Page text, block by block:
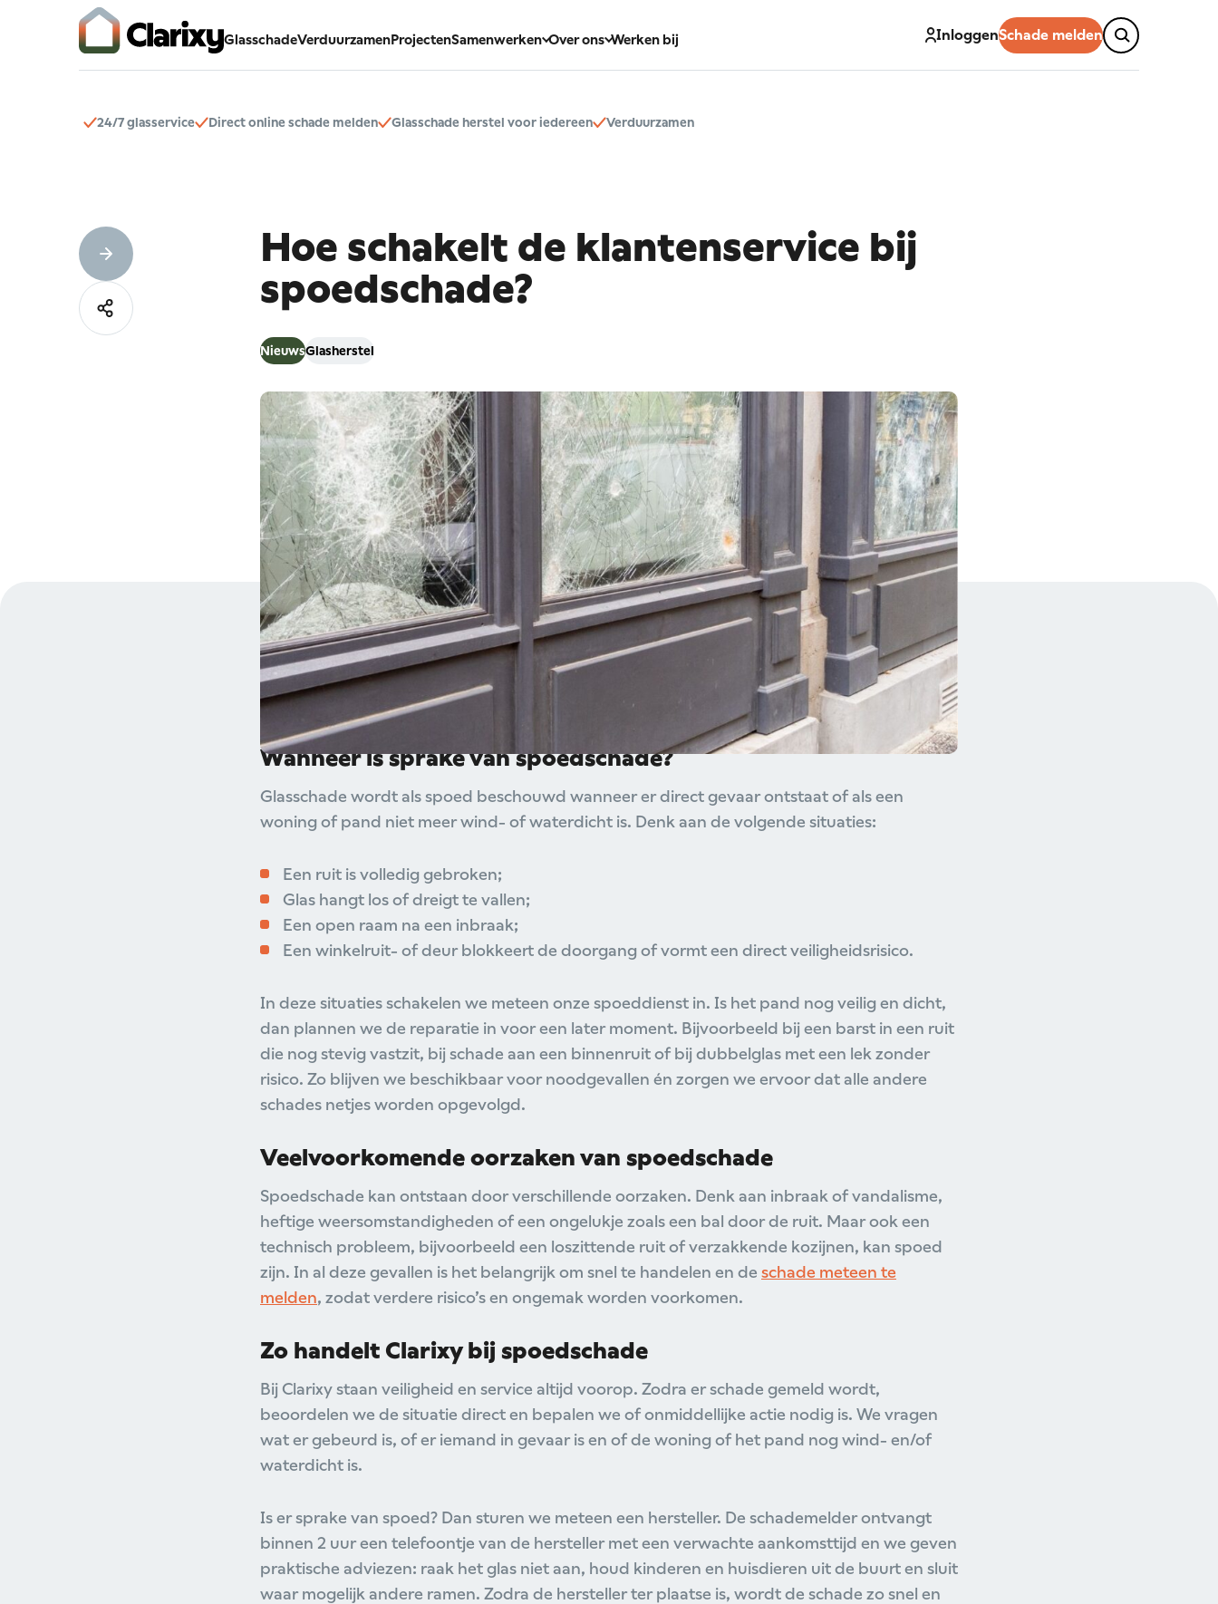
GlasschadeVerduurzamenProjectenSamenwerken Over ons Werken bij InloggenSchade melden
24/7 glasservice Direct online schade melden Glasschade herstel voor iedereen Verduurzamen
Hoe schakelt de klantenservice bij
spoedschade?
NieuwsGlasherstel
Een kapotte ruit kan onverwacht gevaar en ongemak veroorzaken. Niet elke
situatie is urgent, maar soms is snelle actie cruciaal om verdere schade te
voorkomen en de veiligheid te garanderen. In dit blog nemen we je mee achter de
schermen bij Clarixy en ontdek je hoe wij bij spoedschade direct ingrijpen om de
schade snel te herstellen.
Wanneer is sprake van spoedschade?
Glasschade wordt als spoed beschouwd wanneer er direct gevaar ontstaat of als een
woning of pand niet meer wind- of waterdicht is. Denk aan de volgende situaties:
Een ruit is volledig gebroken;
Glas hangt los of dreigt te vallen;
Een open raam na een inbraak;
Een winkelruit- of deur blokkeert de doorgang of vormt een direct veiligheidsrisico.
In deze situaties schakelen we meteen onze spoeddienst in. Is het pand nog veilig en dicht,
dan plannen we de reparatie in voor een later moment. Bijvoorbeeld bij een barst in een ruit
die nog stevig vastzit, bij schade aan een binnenruit of bij dubbelglas met een lek zonder
risico. Zo blijven we beschikbaar voor noodgevallen én zorgen we ervoor dat alle andere
schades netjes worden opgevolgd.
Veelvoorkomende oorzaken van spoedschade
Spoedschade kan ontstaan door verschillende oorzaken. Denk aan inbraak of vandalisme,
heftige weersomstandigheden of een ongelukje zoals een bal door de ruit. Maar ook een
technisch probleem, bijvoorbeeld een loszittende ruit of verzakkende kozijnen, kan spoed
zijn. In al deze gevallen is het belangrijk om snel te handelen en de schade meteen te
melden, zodat verdere risico’s en ongemak worden voorkomen.
Zo handelt Clarixy bij spoedschade
Bij Clarixy staan veiligheid en service altijd voorop. Zodra er schade gemeld wordt,
beoordelen we de situatie direct en bepalen we of onmiddellijke actie nodig is. We vragen
wat er gebeurd is, of er iemand in gevaar is en of de woning of het pand nog wind- en/of
waterdicht is.
Is er sprake van spoed? Dan sturen we meteen een hersteller. De schademelder ontvangt
binnen 2 uur een telefoontje van de hersteller met een verwachte aankomsttijd en we geven
praktische adviezen: raak het glas niet aan, houd kinderen en huisdieren uit de buurt en sluit
waar mogelijk andere ramen. Zodra de hersteller ter plaatse is, wordt de schade zo snel en